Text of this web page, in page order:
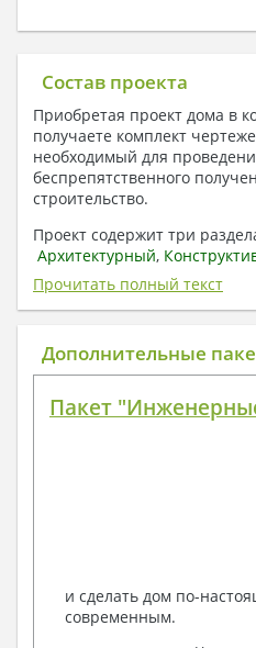
Состав проекта
Приобретая проект дома в
получаете комплект
необходимый для
беспрепятственного
строительство.
Проект содержит три
Архитектурный,
отопление, вентиляция,
электроснабжение
плату) + Пояснительная
1. Архитектурный раздел:
План
Поэтажные
Разрезы и состав
Фасады с
Элементы проемов
Ведомость
спецификация
Экспликация полов
Прочитать полный текст
Дополнительные
Пакет
и сделать дом по-
современным.